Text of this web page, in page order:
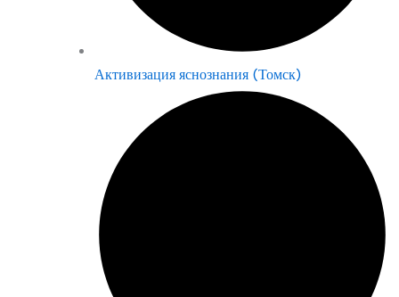
Активизация яснознания (Томск)